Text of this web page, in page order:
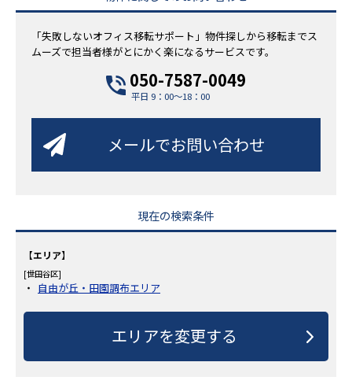
「失敗しないオフィス移転サポート」物件探しから移転までス
ムーズで担当者様がとにかく楽になるサービスです。
050-7587-0049
平日 9：00～18：00
メールでお問い合わせ
現在の検索条件
【エリア】
[世田谷区]
自由が丘・田園調布エリア
エリアを変更する